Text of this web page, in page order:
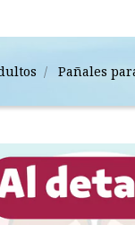
Pañales